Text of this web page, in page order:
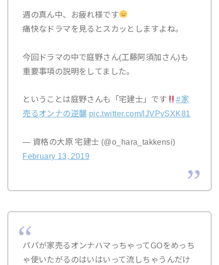
週の真ん中、お疲れ様です
痛快なドラマを見るとスカッとしますよね。
今回ドラマの中で庭野さん(工藤阿須加さん)も
重要事項の説明をしてました。
ということは庭野さんも「宅建士」です
#家
売るオンナの逆襲 pic.twitter.com/lJVPvSXK81
— 資格の大原 宅建士 (@o_hara_takkensi)
February 13, 2019
パパが家売るオンナハマっちゃってGOをめっち
ゃ使いたがるのはいはいって流しちゃうんだけ